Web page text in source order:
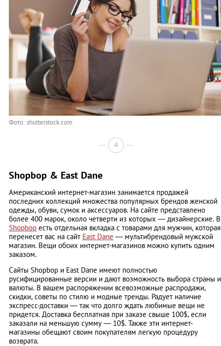
Фото: shutterstock.com
4
Shopbop & East Dane
Американский интернет-магазин занимается продажей
последних коллекций множества популярных брендов женской
одежды, обуви, сумок и аксессуаров. На сайте представлено
более 400 марок, около четверти из которых — дизайнерские. В
Shopbop есть отдельная вкладка с товарами для мужчин, которая
перенесет вас на сайт East Dane — мультибрендовый мужской
магазин. Вещи обоих интернет-магазинов можно купить одним
заказом.
Сайты Shopbop и East Dane имеют полностью
русифицированные версии и дают возможность выбора страны и
валюты. В вашем распоряжении всевозможные распродажи,
скидки, советы по стилю и модные тренды. Радует наличие
экспресс-доставки — так что долго ждать любимые вещи не
придется. Доставка бесплатная при заказе свыше 100$, если
заказали на меньшую сумму — 10$. Также эти интернет-
магазины обещают своим покупателям легкую процедуру
возврата.